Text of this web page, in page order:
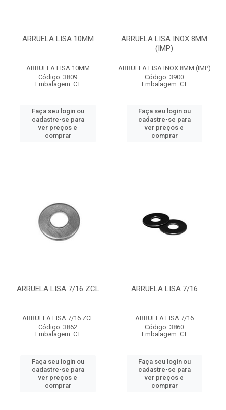
ARRUELA LISA 10MM
ARRUELA LISA 10MM
Código: 3809
Embalagem: CT
Faça seu login ou
cadastre-se para
ver preços e
comprar
ARRUELA LISA INOX 8MM
(IMP)
ARRUELA LISA INOX 8MM (IMP)
Código: 3900
Embalagem: CT
Faça seu login ou
cadastre-se para
ver preços e
comprar
ARRUELA LISA 7/16 ZCL
ARRUELA LISA 7/16 ZCL
Código: 3862
Embalagem: CT
Faça seu login ou
cadastre-se para
ver preços e
comprar
ARRUELA LISA 7/16
ARRUELA LISA 7/16
Código: 3860
Embalagem: CT
Faça seu login ou
cadastre-se para
ver preços e
comprar